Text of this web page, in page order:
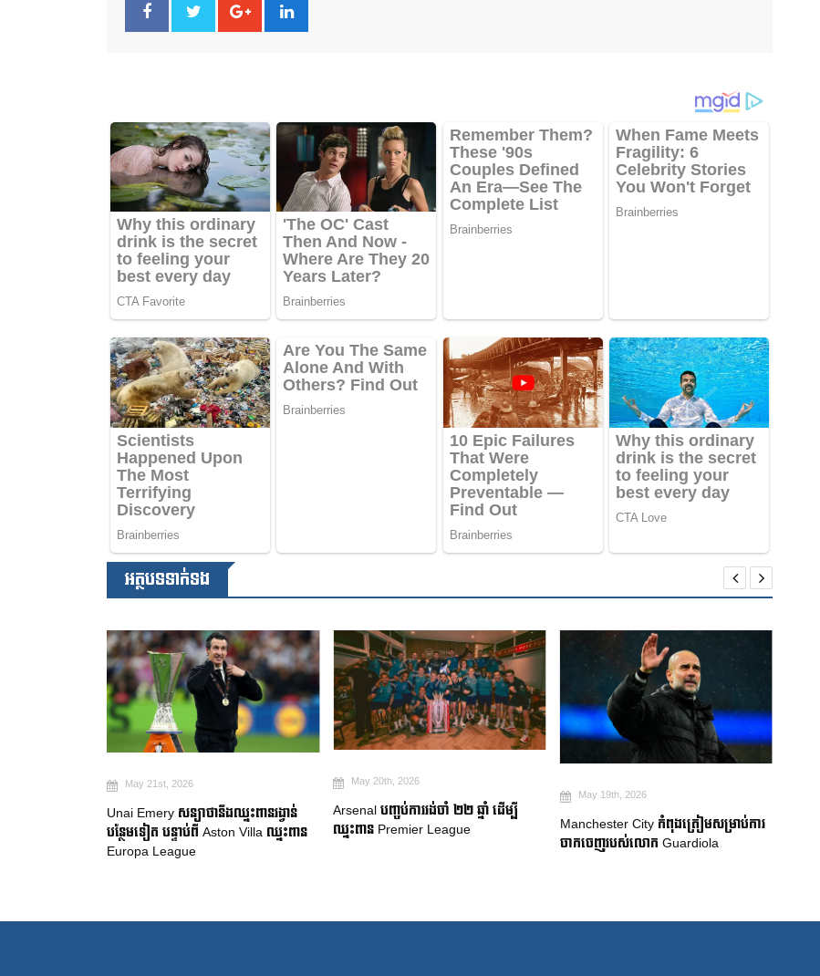
អត្ថបទទាក់ទង
ន្យាថានឹងឈ្នះពានរង្វាន់
ទាប់ពី Aston Villa ឈ្នះពាន
May 20th, 2026
Arsenal បញ្ចប់ការរង់ចាំ ២២ ឆ្នាំ ដើម្បី
ឈ្នះពាន Premier League
Manchester City កំពុងត្រៀមសម្រាប់ការ
ចាកចេញរបស់លោក Guardiola
ការប្រកាសក្រុមជម្រើសជាតិប្រេស៊ីល៖
Neymar សម្រេចបានក្តីសុបិន World Cup